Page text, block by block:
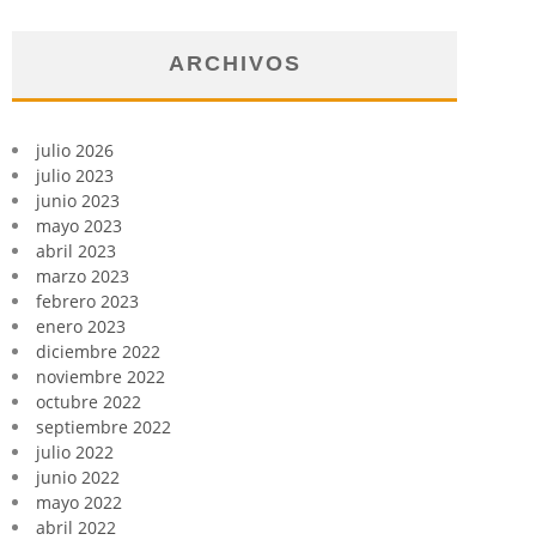
ARCHIVOS
julio 2026
julio 2023
junio 2023
mayo 2023
abril 2023
marzo 2023
febrero 2023
enero 2023
diciembre 2022
noviembre 2022
octubre 2022
septiembre 2022
julio 2022
junio 2022
mayo 2022
abril 2022